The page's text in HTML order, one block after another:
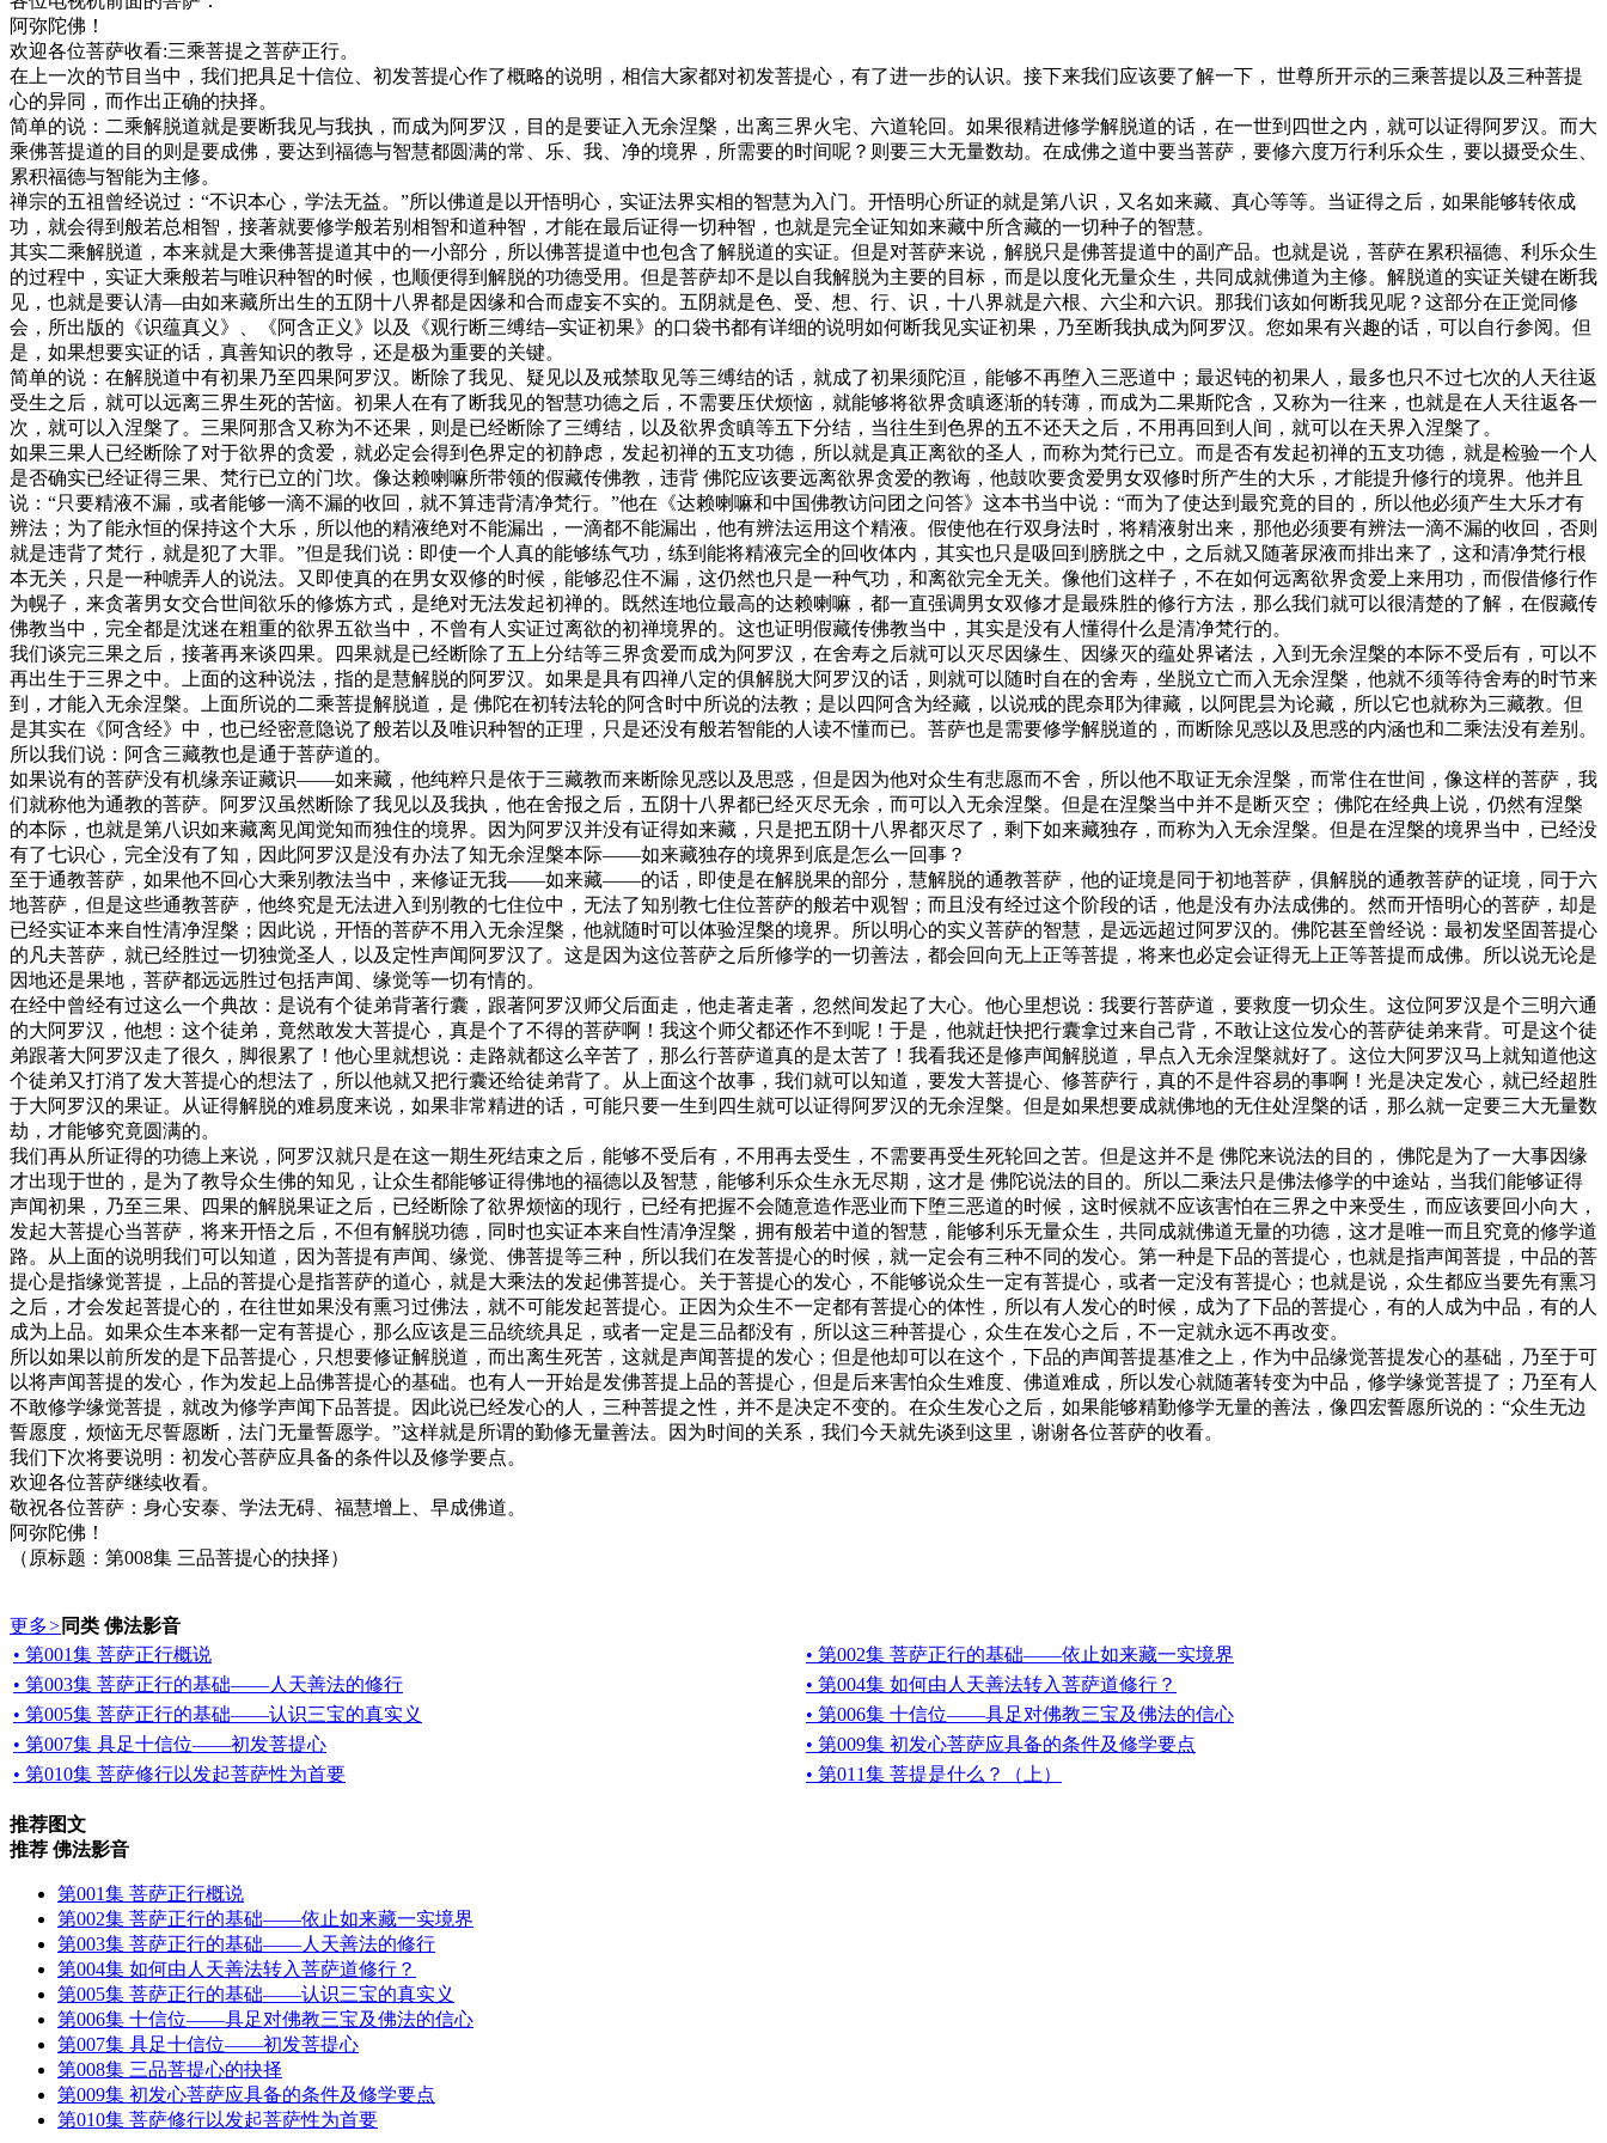
阿弥陀佛！
欢迎各位菩萨收看:三乘菩提之菩萨正行。
在上一次的节目当中，我们把具足十信位、初发菩提心作了概略的说明，相信大家都对初发菩提心，有了进一步的认识。接下来我们应该要了解一下， 世尊所开示的三乘菩提以及三种菩提
心的异同，而作出正确的抉择。
简单的说：二乘解脱道就是要断我见与我执，而成为阿罗汉，目的是要证入无余涅槃，出离三界火宅、六道轮回。如果很精进修学解脱道的话，在一世到四世之内，就可以证得阿罗汉。而大
乘佛菩提道的目的则是要成佛，要达到福德与智慧都圆满的常、乐、我、净的境界，所需要的时间呢？则要三大无量数劫。在成佛之道中要当菩萨，要修六度万行利乐众生，要以摄受众生、
累积福德与智能为主修。
禅宗的五祖曾经说过：“不识本心，学法无益。”所以佛道是以开悟明心，实证法界实相的智慧为入门。开悟明心所证的就是第八识，又名如来藏、真心等等。当证得之后，如果能够转依成
功，就会得到般若总相智，接著就要修学般若别相智和道种智，才能在最后证得一切种智，也就是完全证知如来藏中所含藏的一切种子的智慧。
其实二乘解脱道，本来就是大乘佛菩提道其中的一小部分，所以佛菩提道中也包含了解脱道的实证。但是对菩萨来说，解脱只是佛菩提道中的副产品。也就是说，菩萨在累积福德、利乐众生
的过程中，实证大乘般若与唯识种智的时候，也顺便得到解脱的功德受用。但是菩萨却不是以自我解脱为主要的目标，而是以度化无量众生，共同成就佛道为主修。解脱道的实证关键在断我
见，也就是要认清—由如来藏所出生的五阴十八界都是因缘和合而虚妄不实的。五阴就是色、受、想、行、识，十八界就是六根、六尘和六识。那我们该如何断我见呢？这部分在正觉同修
会，所出版的《识蕴真义》、《阿含正义》以及《观行断三缚结─实证初果》的口袋书都有详细的说明如何断我见实证初果，乃至断我执成为阿罗汉。您如果有兴趣的话，可以自行参阅。但
是，如果想要实证的话，真善知识的教导，还是极为重要的关键。
简单的说：在解脱道中有初果乃至四果阿罗汉。断除了我见、疑见以及戒禁取见等三缚结的话，就成了初果须陀洹，能够不再堕入三恶道中；最迟钝的初果人，最多也只不过七次的人天往返
受生之后，就可以远离三界生死的苦恼。初果人在有了断我见的智慧功德之后，不需要压伏烦恼，就能够将欲界贪瞋逐渐的转薄，而成为二果斯陀含，又称为一往来，也就是在人天往返各一
次，就可以入涅槃了。三果阿那含又称为不还果，则是已经断除了三缚结，以及欲界贪瞋等五下分结，当往生到色界的五不还天之后，不用再回到人间，就可以在天界入涅槃了。
如果三果人已经断除了对于欲界的贪爱，就必定会得到色界定的初静虑，发起初禅的五支功德，所以就是真正离欲的圣人，而称为梵行已立。而是否有发起初禅的五支功德，就是检验一个人
是否确实已经证得三果、梵行已立的门坎。像达赖喇嘛所带领的假藏传佛教，违背 佛陀应该要远离欲界贪爱的教诲，他鼓吹要贪爱男女双修时所产生的大乐，才能提升修行的境界。他并且
说：“只要精液不漏，或者能够一滴不漏的收回，就不算违背清净梵行。”他在《达赖喇嘛和中国佛教访问团之问答》这本书当中说：“而为了使达到最究竟的目的，所以他必须产生大乐才有
辨法；为了能永恒的保持这个大乐，所以他的精液绝对不能漏出，一滴都不能漏出，他有辨法运用这个精液。假使他在行双身法时，将精液射出来，那他必须要有辨法一滴不漏的收回，否则
就是违背了梵行，就是犯了大罪。”但是我们说：即使一个人真的能够练气功，练到能将精液完全的回收体内，其实也只是吸回到膀胱之中，之后就又随著尿液而排出来了，这和清净梵行根
本无关，只是一种唬弄人的说法。又即使真的在男女双修的时候，能够忍住不漏，这仍然也只是一种气功，和离欲完全无关。像他们这样子，不在如何远离欲界贪爱上来用功，而假借修行作
为幌子，来贪著男女交合世间欲乐的修炼方式，是绝对无法发起初禅的。既然连地位最高的达赖喇嘛，都一直强调男女双修才是最殊胜的修行方法，那么我们就可以很清楚的了解，在假藏传
佛教当中，完全都是沈迷在粗重的欲界五欲当中，不曾有人实证过离欲的初禅境界的。这也证明假藏传佛教当中，其实是没有人懂得什么是清净梵行的。
我们谈完三果之后，接著再来谈四果。四果就是已经断除了五上分结等三界贪爱而成为阿罗汉，在舍寿之后就可以灭尽因缘生、因缘灭的蕴处界诸法，入到无余涅槃的本际不受后有，可以不
再出生于三界之中。上面的这种说法，指的是慧解脱的阿罗汉。如果是具有四禅八定的俱解脱大阿罗汉的话，则就可以随时自在的舍寿，坐脱立亡而入无余涅槃，他就不须等待舍寿的时节来
到，才能入无余涅槃。上面所说的二乘菩提解脱道，是 佛陀在初转法轮的阿含时中所说的法教；是以四阿含为经藏，以说戒的毘奈耶为律藏，以阿毘昙为论藏，所以它也就称为三藏教。但
是其实在《阿含经》中，也已经密意隐说了般若以及唯识种智的正理，只是还没有般若智能的人读不懂而已。菩萨也是需要修学解脱道的，而断除见惑以及思惑的内涵也和二乘法没有差别。
所以我们说：阿含三藏教也是通于菩萨道的。
如果说有的菩萨没有机缘亲证藏识——如来藏，他纯粹只是依于三藏教而来断除见惑以及思惑，但是因为他对众生有悲愿而不舍，所以他不取证无余涅槃，而常住在世间，像这样的菩萨，我
们就称他为通教的菩萨。阿罗汉虽然断除了我见以及我执，他在舍报之后，五阴十八界都已经灭尽无余，而可以入无余涅槃。但是在涅槃当中并不是断灭空； 佛陀在经典上说，仍然有涅槃
的本际，也就是第八识如来藏离见闻觉知而独住的境界。因为阿罗汉并没有证得如来藏，只是把五阴十八界都灭尽了，剩下如来藏独存，而称为入无余涅槃。但是在涅槃的境界当中，已经没
有了七识心，完全没有了知，因此阿罗汉是没有办法了知无余涅槃本际——如来藏独存的境界到底是怎么一回事？
至于通教菩萨，如果他不回心大乘别教法当中，来修证无我——如来藏——的话，即使是在解脱果的部分，慧解脱的通教菩萨，他的证境是同于初地菩萨，俱解脱的通教菩萨的证境，同于六
地菩萨，但是这些通教菩萨，他终究是无法进入到别教的七住位中，无法了知别教七住位菩萨的般若中观智；而且没有经过这个阶段的话，他是没有办法成佛的。然而开悟明心的菩萨，却是
已经实证本来自性清净涅槃；因此说，开悟的菩萨不用入无余涅槃，他就随时可以体验涅槃的境界。所以明心的实义菩萨的智慧，是远远超过阿罗汉的。佛陀甚至曾经说：最初发坚固菩提心
的凡夫菩萨，就已经胜过一切独觉圣人，以及定性声闻阿罗汉了。这是因为这位菩萨之后所修学的一切善法，都会回向无上正等菩提，将来也必定会证得无上正等菩提而成佛。所以说无论是
因地还是果地，菩萨都远远胜过包括声闻、缘觉等一切有情的。
在经中曾经有过这么一个典故：是说有个徒弟背著行囊，跟著阿罗汉师父后面走，他走著走著，忽然间发起了大心。他心里想说：我要行菩萨道，要救度一切众生。这位阿罗汉是个三明六通
的大阿罗汉，他想：这个徒弟，竟然敢发大菩提心，真是个了不得的菩萨啊！我这个师父都还作不到呢！于是，他就赶快把行囊拿过来自己背，不敢让这位发心的菩萨徒弟来背。可是这个徒
弟跟著大阿罗汉走了很久，脚很累了！他心里就想说：走路就都这么辛苦了，那么行菩萨道真的是太苦了！我看我还是修声闻解脱道，早点入无余涅槃就好了。这位大阿罗汉马上就知道他这
个徒弟又打消了发大菩提心的想法了，所以他就又把行囊还给徒弟背了。从上面这个故事，我们就可以知道，要发大菩提心、修菩萨行，真的不是件容易的事啊！光是决定发心，就已经超胜
于大阿罗汉的果证。从证得解脱的难易度来说，如果非常精进的话，可能只要一生到四生就可以证得阿罗汉的无余涅槃。但是如果想要成就佛地的无住处涅槃的话，那么就一定要三大无量数
劫，才能够究竟圆满的。
我们再从所证得的功德上来说，阿罗汉就只是在这一期生死结束之后，能够不受后有，不用再去受生，不需要再受生死轮回之苦。但是这并不是 佛陀来说法的目的， 佛陀是为了一大事因缘
才出现于世的，是为了教导众生佛的知见，让众生都能够证得佛地的福德以及智慧，能够利乐众生永无尽期，这才是 佛陀说法的目的。所以二乘法只是佛法修学的中途站，当我们能够证得
声闻初果，乃至三果、四果的解脱果证之后，已经断除了欲界烦恼的现行，已经有把握不会随意造作恶业而下堕三恶道的时候，这时候就不应该害怕在三界之中来受生，而应该要回小向大，
发起大菩提心当菩萨，将来开悟之后，不但有解脱功德，同时也实证本来自性清净涅槃，拥有般若中道的智慧，能够利乐无量众生，共同成就佛道无量的功德，这才是唯一而且究竟的修学道
路。从上面的说明我们可以知道，因为菩提有声闻、缘觉、佛菩提等三种，所以我们在发菩提心的时候，就一定会有三种不同的发心。第一种是下品的菩提心，也就是指声闻菩提，中品的菩
提心是指缘觉菩提，上品的菩提心是指菩萨的道心，就是大乘法的发起佛菩提心。关于菩提心的发心，不能够说众生一定有菩提心，或者一定没有菩提心；也就是说，众生都应当要先有熏习
之后，才会发起菩提心的，在往世如果没有熏习过佛法，就不可能发起菩提心。正因为众生不一定都有菩提心的体性，所以有人发心的时候，成为了下品的菩提心，有的人成为中品，有的人
成为上品。如果众生本来都一定有菩提心，那么应该是三品统统具足，或者一定是三品都没有，所以这三种菩提心，众生在发心之后，不一定就永远不再改变。
所以如果以前所发的是下品菩提心，只想要修证解脱道，而出离生死苦，这就是声闻菩提的发心；但是他却可以在这个，下品的声闻菩提基准之上，作为中品缘觉菩提发心的基础，乃至于可
以将声闻菩提的发心，作为发起上品佛菩提心的基础。也有人一开始是发佛菩提上品的菩提心，但是后来害怕众生难度、佛道难成，所以发心就随著转变为中品，修学缘觉菩提了；乃至有人
不敢修学缘觉菩提，就改为修学声闻下品菩提。因此说已经发心的人，三种菩提之性，并不是决定不变的。在众生发心之后，如果能够精勤修学无量的善法，像四宏誓愿所说的：“众生无边
誓愿度，烦恼无尽誓愿断，法门无量誓愿学。”这样就是所谓的勤修无量善法。因为时间的关系，我们今天就先谈到这里，谢谢各位菩萨的收看。
我们下次将要说明：初发心菩萨应具备的条件以及修学要点。
欢迎各位菩萨继续收看。
敬祝各位菩萨：身心安泰、学法无碍、福慧增上、早成佛道。
阿弥陀佛！
（原标题：第008集 三品菩提心的抉择）
更多> 同类 佛法影音
• 第001集 菩萨正行概说
• 第002集 菩萨正行的基础——依止如来藏一实境界
• 第003集 菩萨正行的基础——人天善法的修行
• 第004集 如何由人天善法转入菩萨道修行？
• 第005集 菩萨正行的基础——认识三宝的真实义
• 第006集 十信位——具足对佛教三宝及佛法的信心
• 第007集 具足十信位——初发菩提心
• 第009集 初发心菩萨应具备的条件及修学要点
• 第010集 菩萨修行以发起菩萨性为首要
• 第011集 菩提是什么？（上）
推荐图文
推荐 佛法影音
第001集 菩萨正行概说
第002集 菩萨正行的基础——依止如来藏一实境界
第003集 菩萨正行的基础——人天善法的修行
第004集 如何由人天善法转入菩萨道修行？
第005集 菩萨正行的基础——认识三宝的真实义
第006集 十信位——具足对佛教三宝及佛法的信心
第007集 具足十信位——初发菩提心
第008集 三品菩提心的抉择
第009集 初发心菩萨应具备的条件及修学要点
第010集 菩萨修行以发起菩萨性为首要